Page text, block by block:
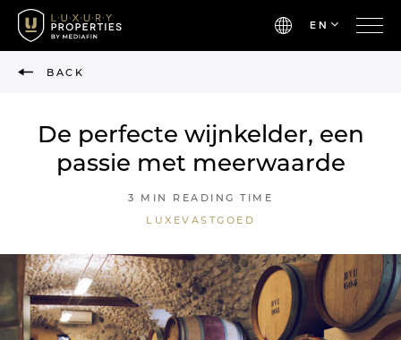
EN
BACK
De perfecte wijnkelder, een
passie met meerwaarde
3 MIN READING TIME
LUXEVASTGOED